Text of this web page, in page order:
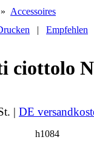
Accessoires
| Empfehlen
ciottolo
| DE
h1084